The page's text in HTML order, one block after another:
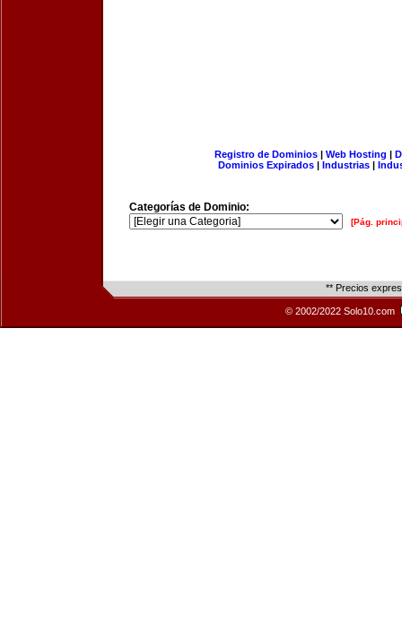
Registro de Dominios| Web Hosting |
Dominios Expirados | Industrias |
Categorías de Dominio:
[Pág.
** Precios
© 2002/2022 Solo10.com